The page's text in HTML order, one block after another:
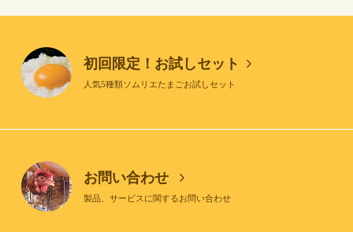
初回限定！お試しセット
人気5種類ソムリエたまごお試しセット
お問い合わせ
製品、サービスに関するお問い合わせ